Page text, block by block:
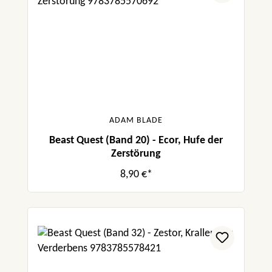
ADAM BLADE
Beast Quest (Band 20) - Ecor, Hufe der
Zerstörung
8,90 €*